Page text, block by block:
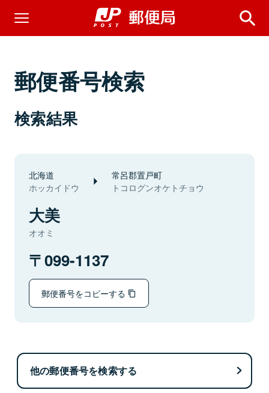
郵便番号検索
検索結果
北海道
ホッカイドウ
常呂郡置戸町
トコログンオケトチョウ
大美
オオミ
099-1137
郵便番号をコピーする
他の郵便番号を検索する